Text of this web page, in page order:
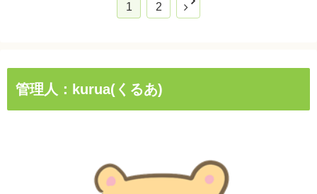
1 2
管理人：kurua(くるあ)